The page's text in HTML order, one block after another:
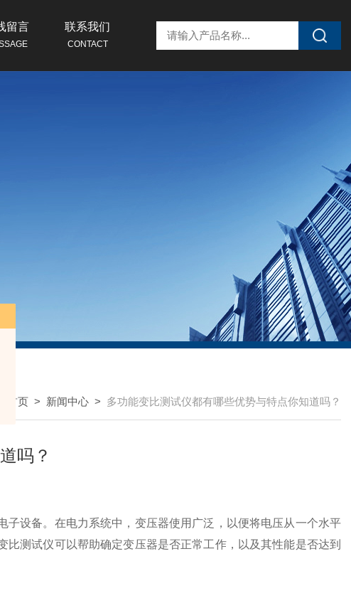
留言 联系我们
CONTACT
首页 > 新闻中心 > 多功能变比测试仪都有哪些优势与特点你知道吗？
吗？
设备。在电力系统中，变压器使用广泛，以便将电压从一个水平
测试仪可以帮助确定变压器是否正常工作，以及其性能是否达到